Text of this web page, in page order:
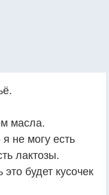
масла.
не могу есть
лактозы.
будет кусочек